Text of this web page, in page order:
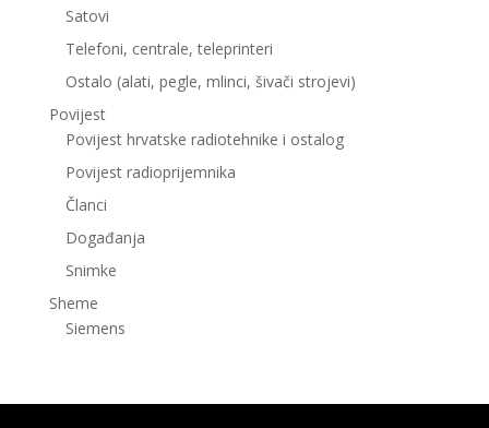
Satovi
Telefoni, centrale, teleprinteri
Ostalo (alati, pegle, mlinci, šivači strojevi)
Povijest
Povijest hrvatske radiotehnike i ostalog
Povijest radioprijemnika
Članci
Događanja
Snimke
Sheme
Siemens